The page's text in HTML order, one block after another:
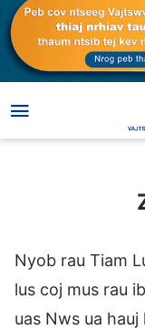
Nyob rau Tiam
lus coj mus rau
uas Nws ua